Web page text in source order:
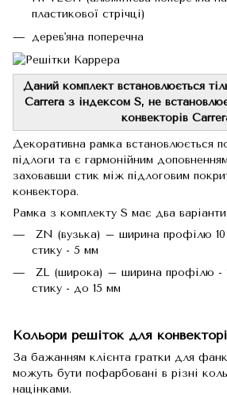
пластикової стрічці)
дерев'яна поперечна
Даний комплект встановлюється
Carrera з індексом S, не
конвекторів
Декоративна рамка встановлюється
підлоги та є гармонійним
заховавши стик між підлоговим
конвектора.
Рамка з комплекту S має два
ZN (вузька) – ширина профілю 10
стику - 5 мм
ZL (широка) – ширина профілю -
стику - до 15 мм
Кольори решіток для
За бажанням клієнта гратки для
можуть бути пофарбовані в різні
націнками.